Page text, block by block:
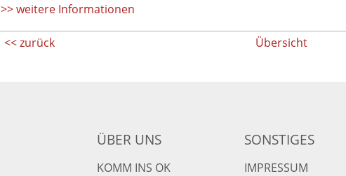
>> weitere Informationen
<< zurück Übersicht
ÜBER UNS
KOMM INS OK
SONSTIGES
IMPRESSUM